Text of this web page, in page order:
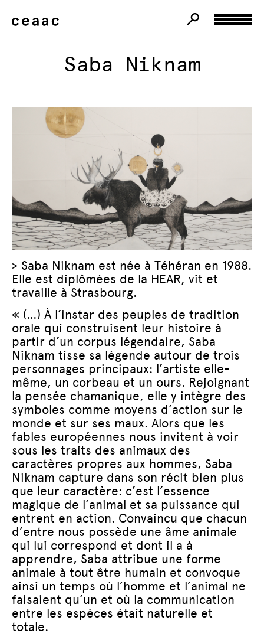
Saba Niknam
> Saba Niknam est née à Téhéran en 1988.
Elle est diplômées de la HEAR, vit et
travaille à Strasbourg.
« (…) À l’instar des peuples de tradition
orale qui construisent leur histoire à
partir d’un corpus légendaire, Saba
Niknam tisse sa légende autour de trois
personnages principaux: l’artiste elle-
même, un corbeau et un ours. Rejoignant
la pensée chamanique, elle y intègre des
symboles comme moyens d’action sur le
monde et sur ses maux. Alors que les
fables européennes nous invitent à voir
sous les traits des animaux des
caractères propres aux hommes, Saba
Niknam capture dans son récit bien plus
que leur caractère: c’est l’essence
magique de l’animal et sa puissance qui
entrent en action. Convaincu que chacun
d’entre nous possède une âme animale
qui lui correspond et dont il a à
apprendre, Saba attribue une forme
animale à tout être humain et convoque
ainsi un temps où l’homme et l’animal ne
faisaient qu’un et où la communication
entre les espèces était naturelle et
totale.